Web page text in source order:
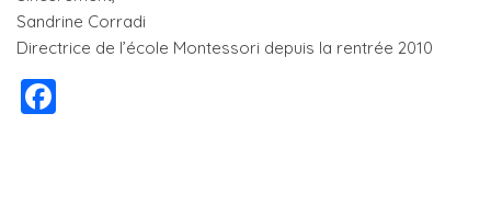
Sandrine Corradi
Directrice de l’école Montessori depuis la rentrée 2010